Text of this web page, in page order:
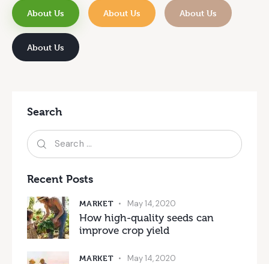
About Us About Us About Us
About Us
Search
Recent Posts
MARKET May 14, 2020
How high-quality seeds can
improve crop yield
MARKET May 14, 2020